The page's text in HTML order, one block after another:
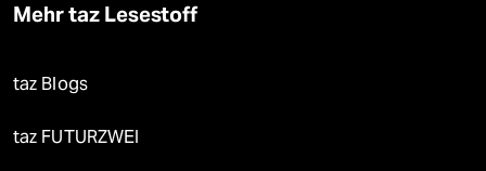
Mehr taz Lesestoff
taz Blogs
taz FUTURZWEI